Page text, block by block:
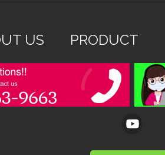
US PRODUCT